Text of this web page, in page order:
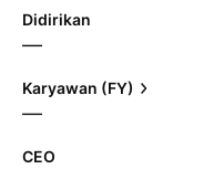
Didirikan
—
Karyawan (FY)
—
CEO